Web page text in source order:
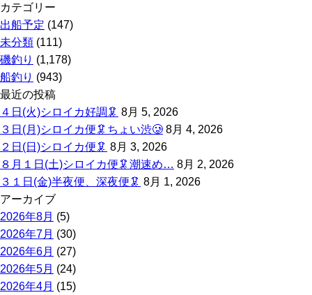
カテゴリー
出船予定 (147)
未分類 (111)
磯釣り (1,178)
船釣り (943)
最近の投稿
４日(火)シロイカ好調🦑 8月 5, 2026
３日(月)シロイカ便🦑ちょい渋🥲 8月 4, 2026
２日(日)シロイカ便🦑 8月 3, 2026
８月１日(土)シロイカ便🦑潮速め… 8月 2, 2026
３１日(金)半夜便、深夜便🦑 8月 1, 2026
アーカイブ
2026年8月 (5)
2026年7月 (30)
2026年6月 (27)
2026年5月 (24)
2026年4月 (15)